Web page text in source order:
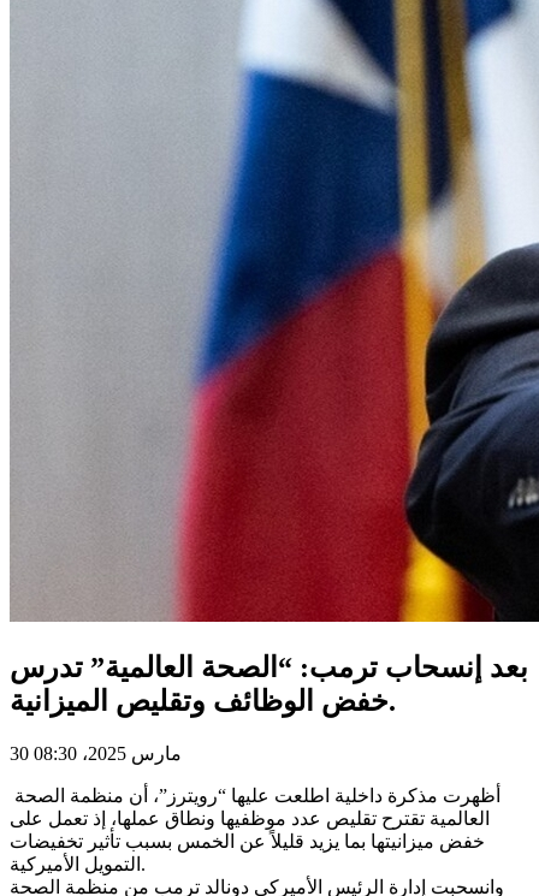
بعد إنسحاب ترمب: “الصحة العالمية” تدرس
خفض الوظائف وتقليص الميزانية.
30 مارس 2025، 08:30
العالمية تقترح تقليص عدد موظفيها ونطاق عملها، إذ تعمل على
خفض ميزانيتها بما يزيد قليلاً عن الخمس بسبب تأثير تخفيضات
التمويل الأميركية.
وانسحبت إدارة الرئيس الأميركي دونالد ترمب من منظمة الصحة